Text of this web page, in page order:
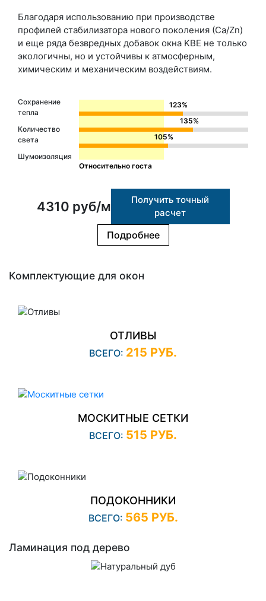
Благодаря использованию при производстве
профилей стабилизатора нового поколения (Сa/Zn)
и еще ряда безвредных добавок окна KBE не только
экологичны, но и устойчивы к атмосферным,
химическим и механическим воздействиям.
Сохранение
тепла
Количество
света
Шумоизоляция
123%
135%
105%
Относительно госта
4310 руб/м
Получить точный
расчет
Подробнее
Комплектующие для окон
ОТЛИВЫ
ВСЕГО: 215 РУБ.
МОСКИТНЫЕ СЕТКИ
ВСЕГО: 515 РУБ.
ПОДОКОННИКИ
ВСЕГО: 565 РУБ.
Ламинация под дерево